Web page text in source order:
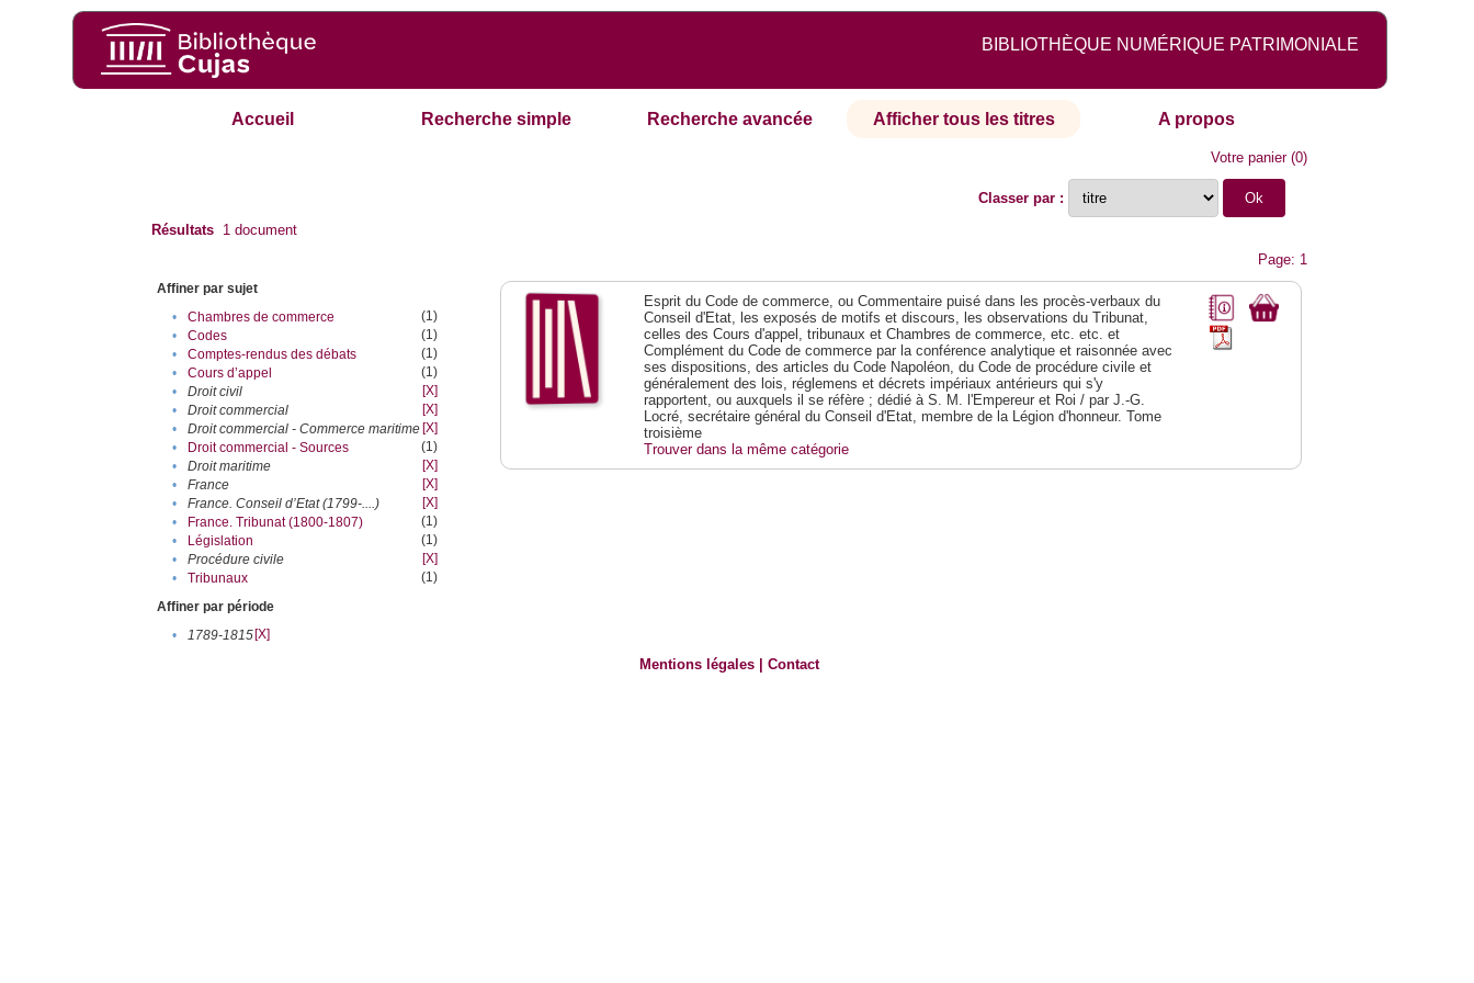
BIBLIOTHÈQUE NUMÉRIQUE PATRIMONIALE
Accueil Recherche simple Recherche avancée Afficher tous les titres A propos
Votre panier(0)
Classer par :
Résultats 1 document
Page: 1
Affiner par sujet
•
Chambres de commerce
(1)
•
Codes
(1)
•
Comptes-rendus des débats
(1)
•
Cours d’appel
(1)
•
Droit civil
[X]
•
Droit commercial
[X]
•
Droit commercial - Commerce maritime [X]
•
Droit commercial - Sources
(1)
•
Droit maritime
[X]
•
France
[X]
•
France. Conseil d’Etat (1799-....)
[X]
•
France. Tribunat (1800-1807)
(1)
•
Législation
(1)
•
Procédure civile
[X]
•
Tribunaux
(1)
Affiner par période
•
1789-1815[X]
Esprit du Code de commerce, ou Commentaire puisé dans les procès-verbaux du
Conseil d'Etat, les exposés de motifs et discours, les observations du Tribunat,
celles des Cours d'appel, tribunaux et Chambres de commerce, etc. etc. et
Complément du Code de commerce par la conférence analytique et raisonnée avec
ses dispositions, des articles du Code Napoléon, du Code de procédure civile et
généralement des lois, réglemens et décrets impériaux antérieurs qui s'y
rapportent, ou auxquels il se réfère ; dédié à S. M. l'Empereur et Roi / par J.-G.
Locré, secrétaire général du Conseil d'Etat, membre de la Légion d'honneur. Tome
troisième
Trouver dans la même catégorie
Mentions légales |Contact